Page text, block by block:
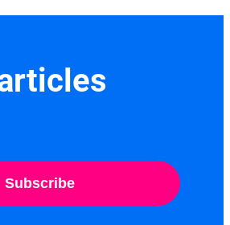
Subscribe